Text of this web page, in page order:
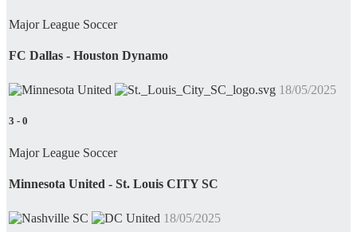
Major League Soccer
FC Dallas - Houston Dynamo
18/05/2025
3 - 0
Major League Soccer
Minnesota United - St. Louis CITY SC
18/05/2025